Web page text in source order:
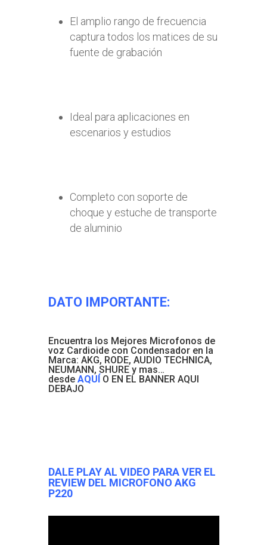
El amplio rango de frecuencia
captura todos los matices de su
fuente de grabación
Ideal para aplicaciones en
escenarios y estudios
Completo con soporte de
choque y estuche de transporte
de aluminio
DATO IMPORTANTE:
Encuentra los Mejores Microfonos de
voz Cardioide con Condensador en la
Marca: AKG, RODE, AUDIO TECHNICA,
NEUMANN, SHURE y mas…
desde AQUÍ O EN EL BANNER AQUI
DEBAJO
DALE PLAY AL VIDEO PARA VER EL
REVIEW DEL MICROFONO AKG
P220